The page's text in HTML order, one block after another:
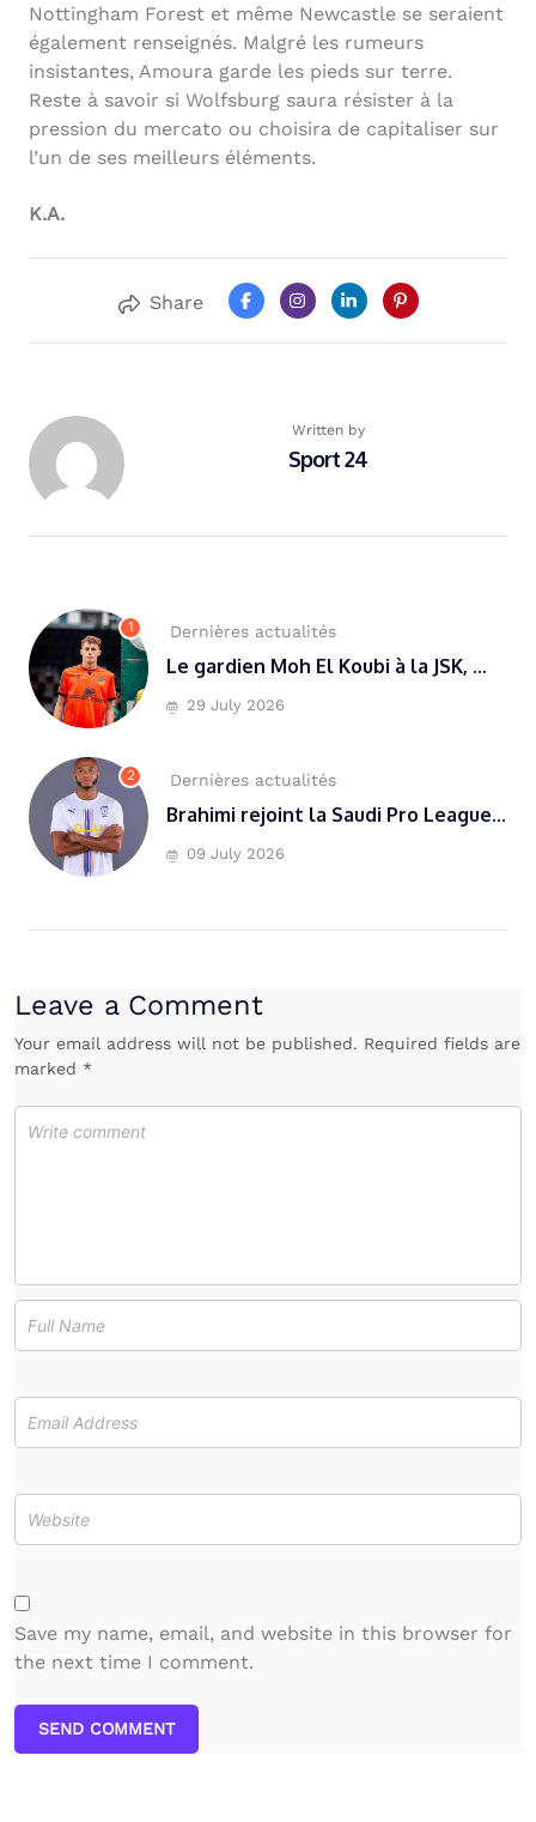
Nottingham Forest et même Newcastle se seraient
également renseignés. Malgré les rumeurs
insistantes, Amoura garde les pieds sur terre.
Reste à savoir si Wolfsburg saura résister à la
pression du mercato ou choisira de capitaliser sur
l’un de ses meilleurs éléments.
K.A.
Share
Written by
Sport 24
1 Dernières actualités
Le gardien Moh El Koubi à la JSK, ...
29 July 2026
2 Dernières actualités
Brahimi rejoint la Saudi Pro League...
09 July 2026
Leave a Comment
Your email address will not be published. Required fields are
marked *
Save my name, email, and website in this browser for
the next time I comment.
SEND COMMENT